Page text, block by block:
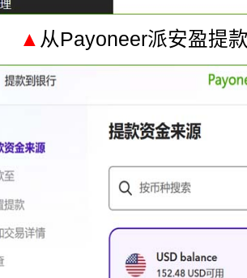
▲ 从Payoneer派安盈提